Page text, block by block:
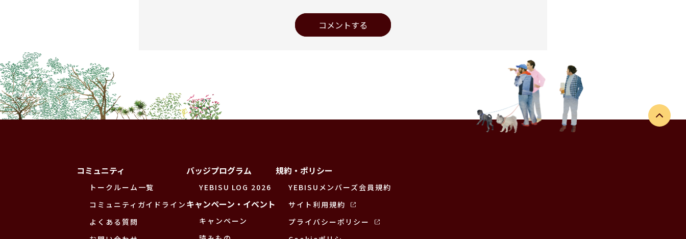
コメントする
コミュニティ
トークルーム一覧
コミュニティガイドライン
よくある質問
バッジプログラム
YEBISU LOG 2026
キャンペーン・イベント
キャンペーン
規約・ポリシー
YEBISUメンバーズ会員規約
サイト利用規約
プライバシーポリシー